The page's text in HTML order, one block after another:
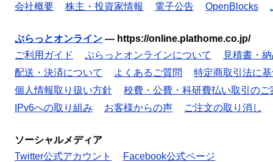
会社概要
株主・投資家情報 電子公告 OpenBlocks
ぷらっとオンライン — https://online.plathome.co.jp/
ご利用ガイド
ぷらっとオンラインについて
見積書・
配送・決済について
よくあるご質問
特定商取引法に
個人情報取り扱い方針
校費・公費・科研費払い取引のご
IPv6への取り組み
お客様からの声 ご注文の取り消し
ソーシャルメディア
Twitter公式アカウント
Facebook公式ページ